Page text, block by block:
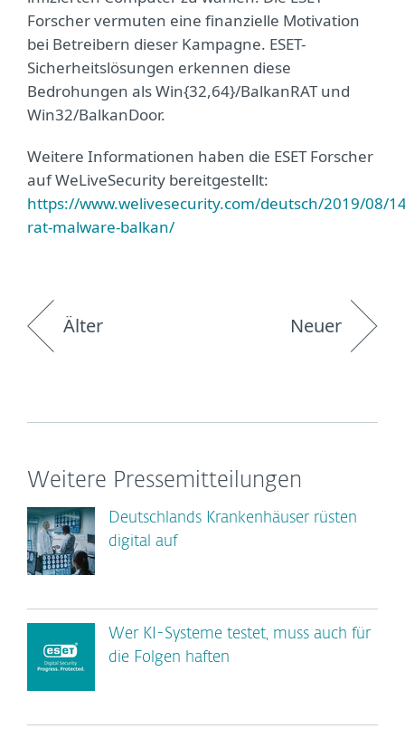
Forscher vermuten eine finanzielle Motivation
bei Betreibern dieser Kampagne. ESET-
Sicherheitslösungen erkennen diese
Bedrohungen als Win{32,64}/BalkanRAT und
Win32/BalkanDoor.
Weitere Informationen haben die ESET Forscher
auf WeLiveSecurity bereitgestellt:
https://www.welivesecurity.com/deutsch/2019/08/
rat-malware-balkan/
Älter Neuer
Weitere Pressemitteilungen
Deutschlands Krankenhäuser rüsten
digital auf
Wer KI-Systeme testet, muss auch für
die Folgen haften